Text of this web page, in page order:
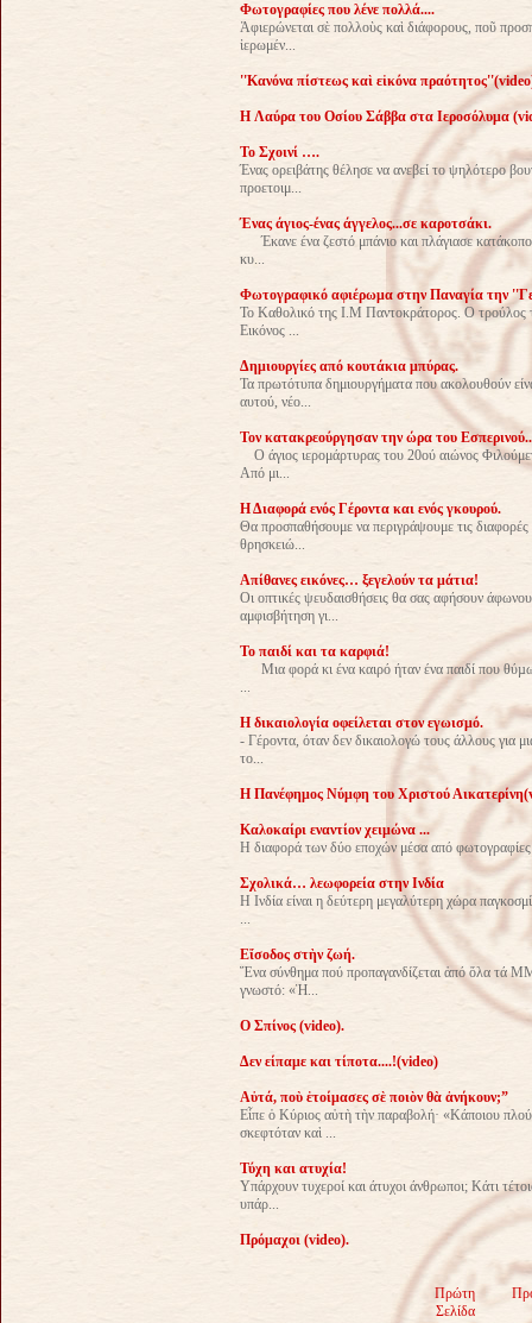
Φωτογραφίες που λένε πολλά....
Ἀφιερώνεται σὲ πολλοὺς καὶ διάφορους, ποῦ
ἱερωμέν...
''Κανόνα πίστεως καὶ εἰκόνα
H Λαύρα του Οσίου Σάββα στα Ιεροσόλυμα
Το Σχοινί ….
Ένας ορειβάτης θέλησε να ανεβεί το ψηλότερο
προετοιμ...
Ένας άγιος-ένας άγγελος...σε καροτσάκι.
Έκανε ένα ζεστό μπάνιο και πλάγιασε
κυ...
Φωτογραφικό αφιέρωμα στην Παναγία την
Το Καθολικό της Ι.Μ Παντοκράτορος. Ο τρούλος
Εικόνος ...
Δημιουργίες από κουτάκια μπύρας.
Τα πρωτότυπα δημιουργήματα που ακολουθούν
αυτού, νέο...
Toν κατακρεούργησαν την ώρα του
Ο άγιος ιερομάρτυρας του 20ού αιώνος
Από μι...
Η Διαφορά ενός Γέροντα και ενός γκουρού.
Θα προσπαθήσουμε να περιγράψουμε τις
θρησκειώ...
Απίθανες εικόνες… ξεγελούν τα μάτια!
Οι οπτικές ψευδαισθήσεις θα σας αφήσουν
αμφισβήτηση γι...
Το παιδί και τα καρφιά!
Μια φορά κι ένα καιρό ήταν ένα παιδί που
...
Η δικαιολογία οφείλεται στον εγωισμό.
- Γέροντα, όταν δεν δικαιολογώ τους άλλους για
το...
H Πανέφημος Νύμφη του Χριστού
Καλοκαίρι εναντίον χειμώνα ...
Η διαφορά των δύο εποχών μέσα από φωτογραφίες
Σχολικά… λεωφορεία στην Ινδία
Η Ινδία είναι η δεύτερη μεγαλύτερη χώρα
...
Εἴσοδος στὴν ζωή.
Ἕνα σύνθημα πού προπαγανδίζεται ἀπό ὅλα τά
γνωστό: «Ἡ...
O Σπίνος (video).
Δεν είπαμε και τίποτα....!(video)
Αὐτά, ποὺ ἑτοίμασες σὲ ποιὸν θὰ ἀνήκουν;”
Εἶπε ὁ Κύριος αὐτὴ τὴν παραβολή· «Κάποιου
σκεφτόταν καὶ ...
Τύχη και ατυχία!
Υπάρχουν τυχεροί και άτυχοι άνθρωποι; Κάτι
υπάρ...
Πρόμαχοι (video).
Πρώτη
Σελίδα